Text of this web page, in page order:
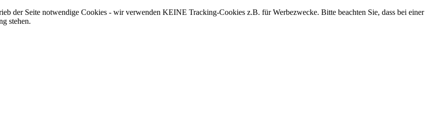
der Seite notwendige Cookies - wir verwenden KEINE Tracking-Cookies z.B. für Werbezwecke. Bitte beachten Sie, dass bei einer
stehen.